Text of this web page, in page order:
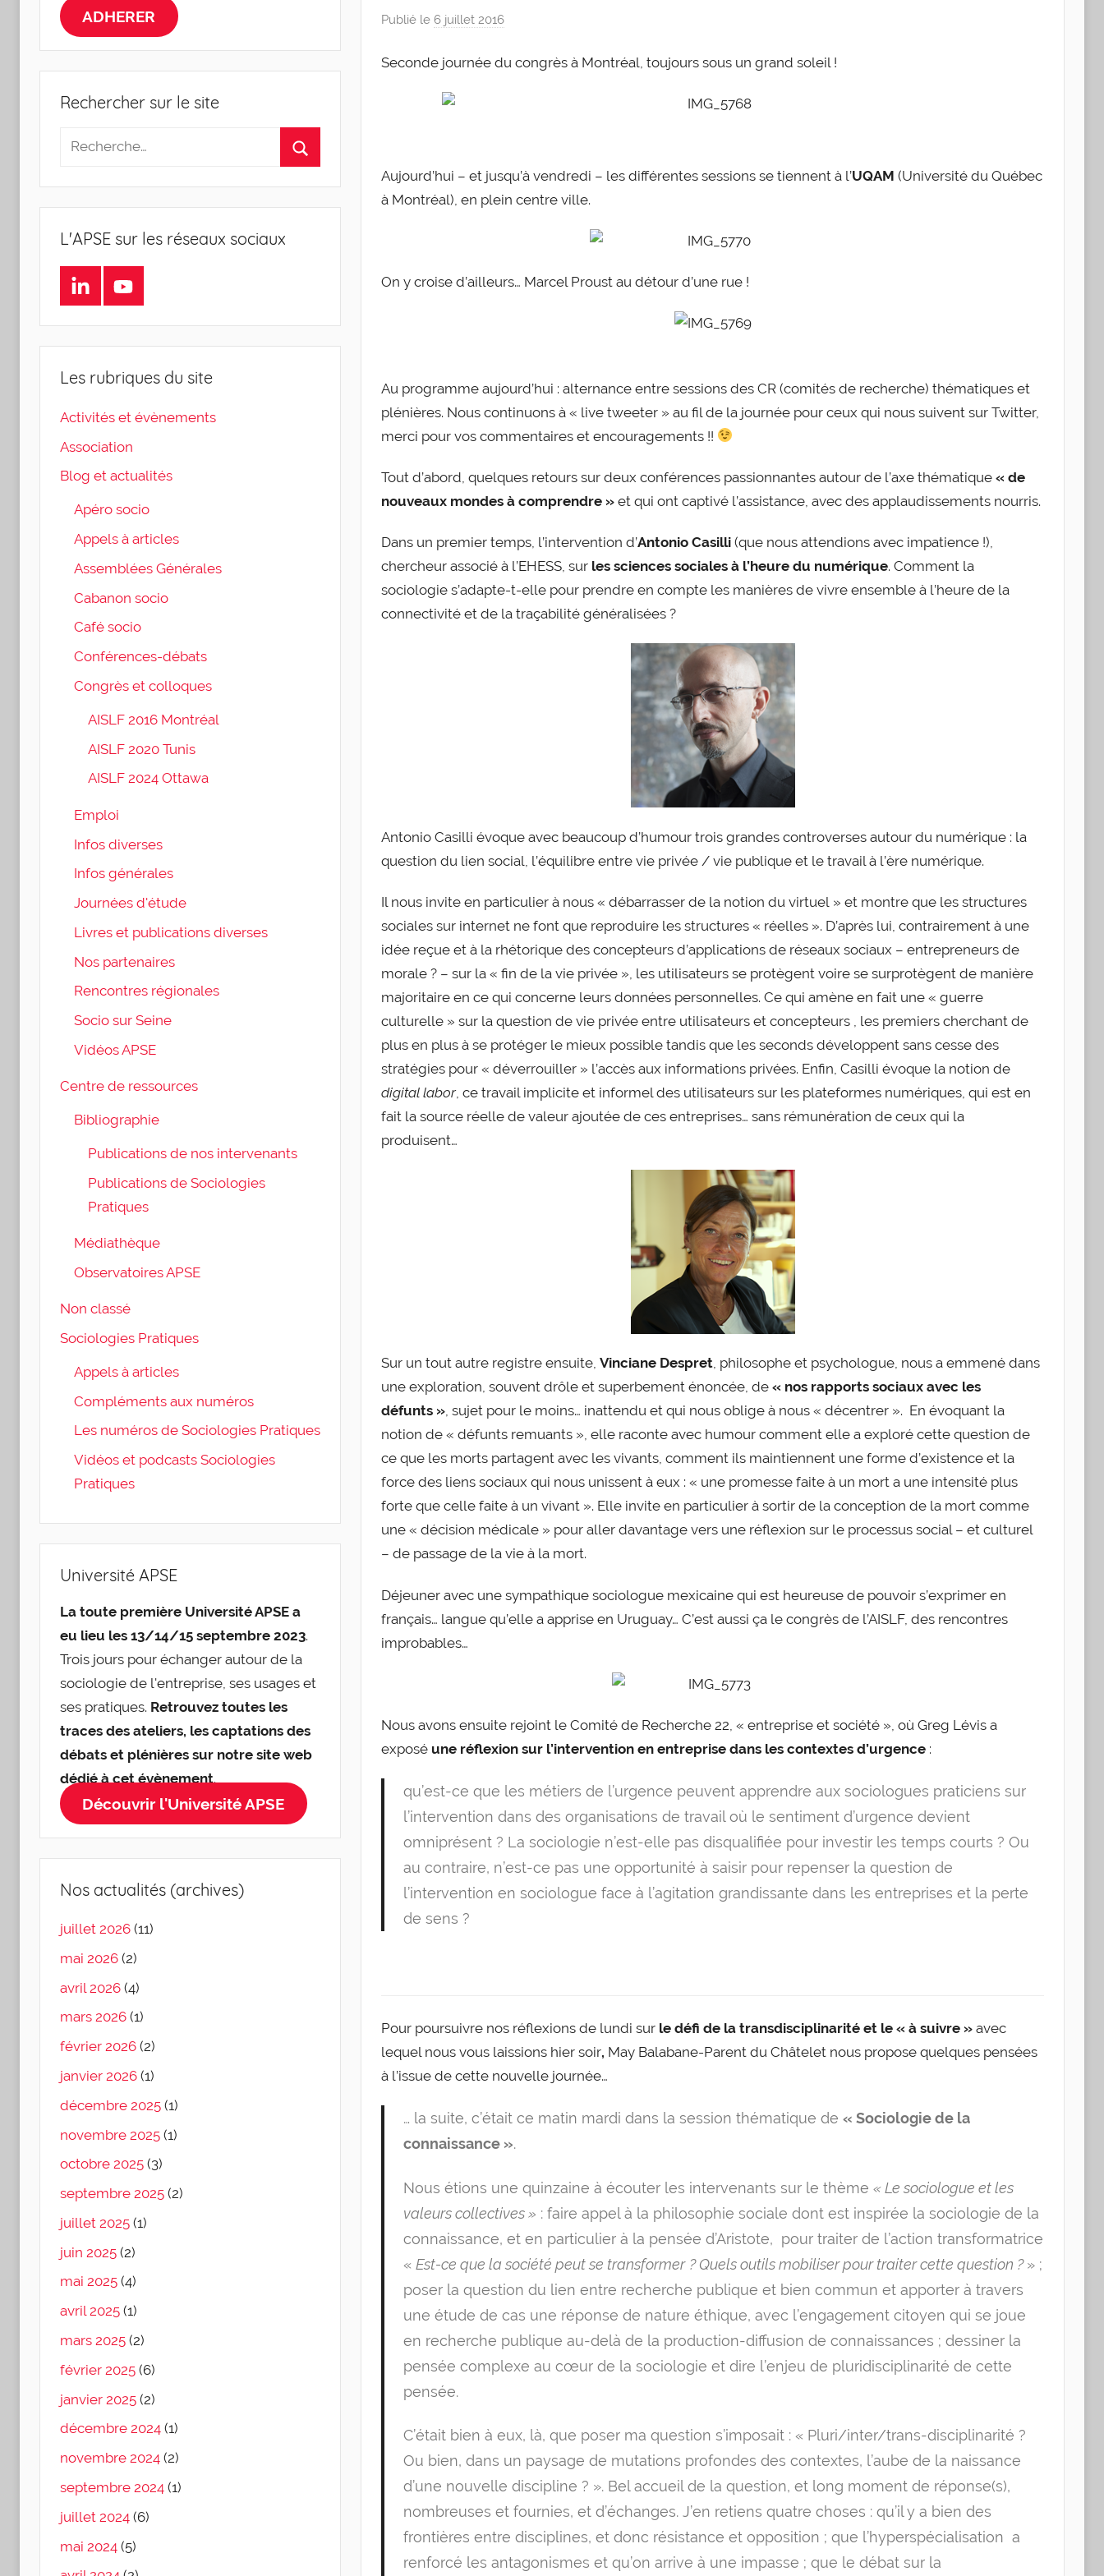
Sociologie
de
l'Entreprise
Publié le6 juillet 2016
r
Seconde journée du congrès à Montréal, toujours sous un grand soleil !
Aujourd’hui – et jusqu’à vendredi – les différentes sessions se tiennent à l’UQAM (Université du Québec
à Montréal), en plein centre ville.
On y croise d’ailleurs… Marcel Proust au détour d’une rue !
Au programme aujourd’hui : alternance entre sessions des CR (comités de recherche) thématiques et
plénières. Nous continuons à « live tweeter » au fil de la journée pour ceux qui nous suivent sur Twitter,
merci pour vos commentaires et encouragements !!
Tout d’abord, quelques retours sur deux conférences passionnantes autour de l’axe thématique« de
nouveaux mondes à comprendre »et qui ont captivé l’assistance, avec des applaudissements nourris.
Dans un premier temps, l’intervention d’Antonio Casilli (que nous attendions avec impatience !),
chercheur associé à l’EHESS, sur les sciences sociales à l’heure du numérique. Comment la
sociologie s’adapte-t-elle pour prendre en compte les manières de vivre ensemble à l’heure de la
connectivité et de la traçabilité généralisées ?
Antonio Casilli évoque avec beaucoup d’humour trois grandes controverses autour du numérique : la
question du lien social, l’équilibre entre vie privée / vie publique et le travail à l’ère numérique.
Il nous invite en particulier à nous « débarrasser de la notion du virtuel » et montre que les structures
sociales sur internet ne font que reproduire les structures « réelles ». D’après lui, contrairement à une
idée reçue et à la rhétorique des concepteurs d’applications de réseaux sociaux – entrepreneurs de
morale ? – sur la « fin de la vie privée », les utilisateurs se protègent voire se surprotègent de manière
majoritaire en ce qui concerne leurs données personnelles. Ce qui amène en fait une « guerre
culturelle » sur la question de vie privée entre utilisateurs et concepteurs , les premiers cherchant de
plus en plus à se protéger le mieux possible tandis que les seconds développent sans cesse des
stratégies pour « déverrouiller » l’accès aux informations privées. Enfin, Casilli évoque la notion de
digital labor, ce travail implicite et informel des utilisateurs sur les plateformes numériques, qui est en
fait la source réelle de valeur ajoutée de ces entreprises… sans rémunération de ceux qui la
produisent…
Sur un tout autre registre ensuite,Vinciane Despret, philosophe et psychologue, nous a emmené dans
une exploration, souvent drôle et superbement énoncée, de« nos rapports sociaux avec les
défunts », sujet pour le moins… inattendu et qui nous oblige à nous « décentrer ». En évoquant la
notion de « défunts remuants », elle raconte avec humour comment elle a exploré cette question de
ce que les morts partagent avec les vivants, comment ils maintiennent une forme d’existence et la
force des liens sociaux qui nous unissent à eux : « une promesse faite à un mort a une intensité plus
forte que celle faite à un vivant ». Elle invite en particulier à sortir de la conception de la mort comme
une « décision médicale » pour aller davantage vers une réflexion sur le processus social – et culturel
– de passage de la vie à la mort.
Déjeuner avec une sympathique sociologue mexicaine qui est heureuse de pouvoir s’exprimer en
français… langue qu’elle a apprise en Uruguay… C’est aussi ça le congrès de l’AISLF, des rencontres
improbables…
Nous avons ensuite rejoint le Comité de Recherche 22, « entreprise et société », où Greg Lévis a
exposé une réflexion sur l’intervention en entreprise dans les contextes d’urgence :
qu’est-ce que les métiers de l’urgence peuvent apprendre aux sociologues praticiens sur
l’intervention dans des organisations de travail où le sentiment d’urgence devient
omniprésent ? La sociologie n’est-elle pas disqualifiée pour investir les temps courts ? Ou
au contraire, n’est-ce pas une opportunité à saisir pour repenser la question de
l’intervention en sociologue face à l’agitation grandissante dans les entreprises et la perte
de sens ?
Pour poursuivre nos réflexions de lundi sur le défi de la transdisciplinarité et le « à suivre »avec
lequel nous vous laissions hier soir, May Balabane-Parent du Châtelet nous propose quelques pensées
à l’issue de cette nouvelle journée…
… la suite, c’était ce matin mardi dans la session thématique de « Sociologie de la
connaissance ».
Nous étions une quinzaine à écouter les intervenants sur le thème « Le sociologue et les
valeurs collectives » : faire appel à la philosophie sociale dont est inspirée la sociologie de la
connaissance, et en particulier à la pensée d’Aristote, pour traiter de l’action transformatrice
« Est-ce que la société peut se transformer ? Quels outils mobiliser pour traiter cette question ?» ;
poser la question du lien entre recherche publique et bien commun et apporter à travers
une étude de cas une réponse de nature éthique, avec l’engagement citoyen qui se joue
en recherche publique au-delà de la production-diffusion de connaissances ; dessiner la
pensée complexe au cœur de la sociologie et dire l’enjeu de pluridisciplinarité de cette
pensée.
C’était bien à eux, là, que poser ma question s’imposait : « Pluri/inter/trans-disciplinarité ?
Ou bien, dans un paysage de mutations profondes des contextes, l’aube de la naissance
d’une nouvelle discipline ? ». Bel accueil de la question, et long moment de réponse(s),
nombreuses et fournies, et d’échanges. J’en retiens quatre choses : qu’il y a bien des
frontières entre disciplines, et donc résistance et opposition ; que l’hyperspécialisation a
renforcé les antagonismes et qu’on arrive à une impasse ; que le débat sur la
ADHERER
Rechercher sur le site
L'APSE sur les réseaux sociaux
LinkedInYoutube
Les rubriques du site
Activités et évènements
Association
Blog et actualités
Apéro socio
Appels à articles
Assemblées Générales
Cabanon socio
Café socio
Conférences-débats
Congrès et colloques
AISLF 2016 Montréal
AISLF 2020 Tunis
AISLF 2024 Ottawa
Emploi
Infos diverses
Infos générales
Journées d'étude
Livres et publications diverses
Nos partenaires
Rencontres régionales
Socio sur Seine
Vidéos APSE
Centre de ressources
Bibliographie
Publications de nos intervenants
Publications de Sociologies
Pratiques
Médiathèque
Observatoires APSE
Non classé
Sociologies Pratiques
Appels à articles
Compléments aux numéros
Les numéros de Sociologies Pratiques
Vidéos et podcasts Sociologies
Pratiques
Université APSE
La toute première Université APSE a
eu lieu les 13/14/15 septembre 2023.
Trois jours pour échanger autour de la
sociologie de l'entreprise, ses usages et
ses pratiques. Retrouvez toutes les
traces des ateliers, les captations des
débats et plénières sur notre site web
dédié à cet évènement.
Découvrir l'Université APSE
Nos actualités (archives)
juillet 2026 (11)
mai 2026 (2)
avril 2026 (4)
mars 2026 (1)
février 2026 (2)
janvier 2026 (1)
décembre 2025 (1)
novembre 2025 (1)
octobre 2025 (3)
septembre 2025 (2)
juillet 2025 (1)
juin 2025 (2)
mai 2025 (4)
avril 2025 (1)
mars 2025 (2)
février 2025 (6)
janvier 2025 (2)
décembre 2024 (1)
novembre 2024 (2)
septembre 2024 (1)
juillet 2024 (6)
mai 2024 (5)